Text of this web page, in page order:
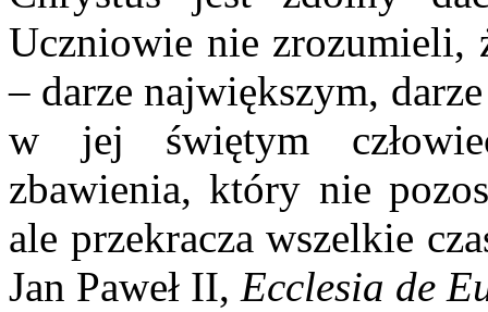
Uczniowie nie zrozumieli,
– darze największym,
w jej świętym
zbawienia, który nie
ale przekracza wszelkie
Jan Paweł II, Ecclesia de